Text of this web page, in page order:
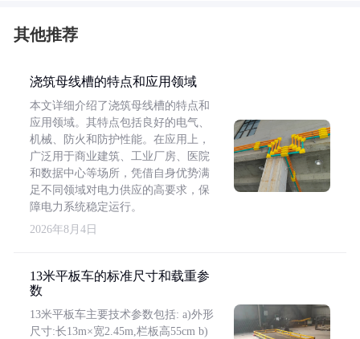
其他推荐
浇筑母线槽的特点和应用领域
本文详细介绍了浇筑母线槽的特点和
应用领域。其特点包括良好的电气、
机械、防火和防护性能。在应用上，
广泛用于商业建筑、工业厂房、医院
和数据中心等场所，凭借自身优势满
足不同领域对电力供应的高要求，保
障电力系统稳定运行。
2026年8月4日
13米平板车的标准尺寸和载重参
数
13米平板车主要技术参数包括: a)外形
尺寸:长13m×宽2.45m,栏板高55cm b)